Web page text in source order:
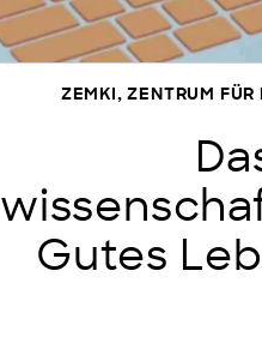
ZEMKI, ZENTRUM
Gutes